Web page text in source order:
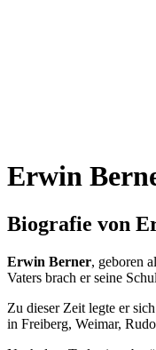
Erwin
Biografie von
Erwin Berner, geboren
Vaters brach er seine
Zu dieser Zeit legte er
in Freiberg, Weimar,